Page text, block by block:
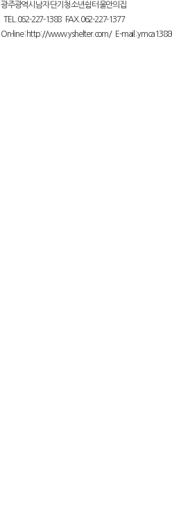
광주광역시 남자 단기 청소년쉼터 울안의집
TEL.062-227-1388 FAX.062-227-1377
On-line : http://www.yshelter.com/ E-mail :